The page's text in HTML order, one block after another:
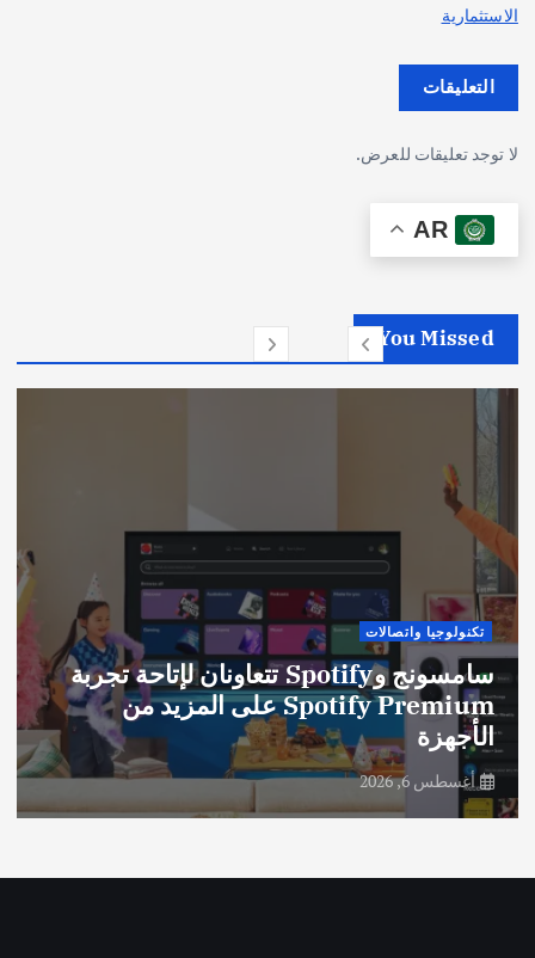
الاستثمارية
التعليقات
لا توجد تعليقات للعرض.
AR
You Missed
تكنولوجيا واتصالات
سامسونج وSpotify تتعاونان لإتاحة تجربة
Spotify Premium على المزيد من
الأجهزة
أغسطس 6, 2026